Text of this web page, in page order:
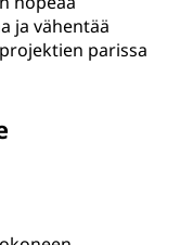
ja vähentää
parissa